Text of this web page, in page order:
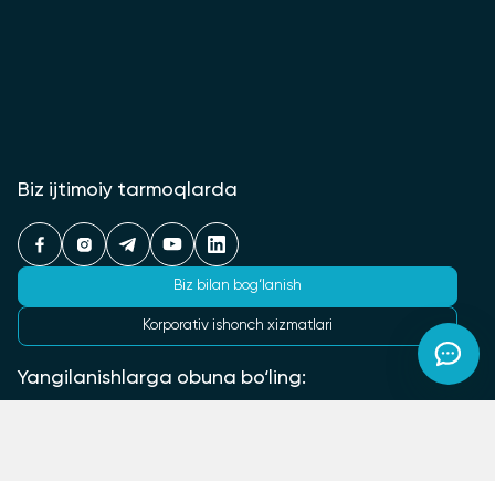
Biz ijtimoiy tarmoqlarda
Biz bilan bog‘lanish
Korporativ ishonch xizmatlari
Yangilanishlarga obuna bo‘ling: